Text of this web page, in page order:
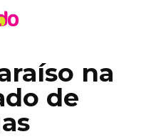
na
de